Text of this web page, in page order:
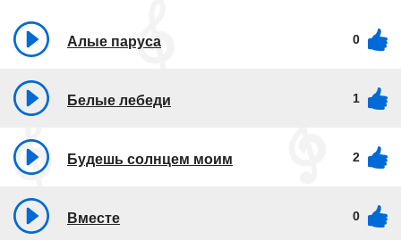
Алые паруса 0
Белые лебеди 1
Будешь солнцем моим 2
Вместе 0